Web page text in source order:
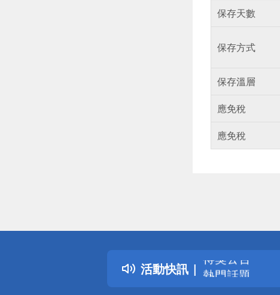
保存天數
保存方式
保存溫層
應免稅
應免稅
活動快訊
詐騙網頁！請
得獎公告
熱門話題
銀行優惠